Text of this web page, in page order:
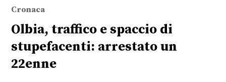
Cronaca
Olbia, traffico e spaccio di
stupefacenti: arrestato un
22enne